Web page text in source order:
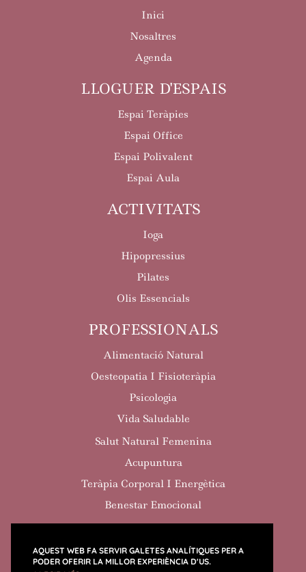
AQUEST WEB FA SERVIR GALETES ANALÍTIQUES PER A
PODER OFERIR LA MILLOR EXPERIÈNCIA D'US.
Inici
Nosaltres
Agenda
LLOGUER D'ESPAIS
Espai Teràpies
Espai Office
Espai Polivalent
Espai Aula
ACTIVITATS
Ioga
Hipopressius
Pilates
Olis Essencials
PROFESSIONALS
Alimentació Natural
Oesteopatia I Fisioteràpia
Psicologia
Vida Saludable
Salut Natural Femenina
Acupuntura
Teràpia Corporal I Energètica
Benestar Emocional
POLÍTICA DE COOKIESPOLÍTICA DE PRIVACITAT